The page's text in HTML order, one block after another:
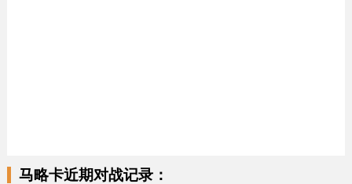
马略卡近期对战记录：